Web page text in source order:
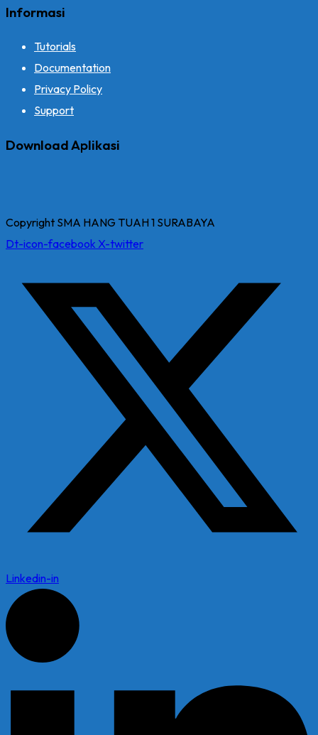
Informasi
Tutorials
Documentation
Privacy Policy
Support
Download Aplikasi
Copyright SMA HANG TUAH 1 SURABAYA
Dt-icon-facebook X-twitter
Linkedin-in